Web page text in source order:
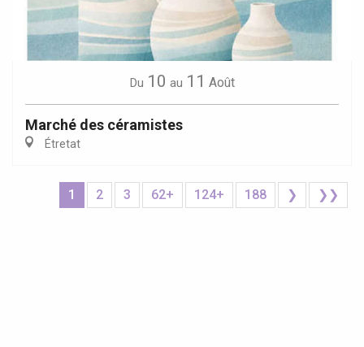
Du 10 au 11 Août
Marché des céramistes
Étretat
1 2 3 62+ 124+ 188 ❯ ❯❯